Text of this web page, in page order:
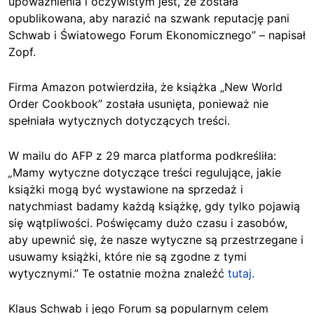
opublikowana, aby narazić na szwank reputację pani
Schwab i Światowego Forum Ekonomicznego” – napisał
Zopf.
Firma Amazon potwierdziła, że książka „New World
Order Cookbook” została usunięta, ponieważ nie
spełniała wytycznych dotyczących treści.
W mailu do AFP z 29 marca platforma podkreśliła:
„Mamy wytyczne dotyczące treści regulujące, jakie
książki mogą być wystawione na sprzedaż i
natychmiast badamy każdą książkę, gdy tylko pojawią
się wątpliwości. Poświęcamy dużo czasu i zasobów,
aby upewnić się, że nasze wytyczne są przestrzegane i
usuwamy książki, które nie są zgodne z tymi
wytycznymi.” Te ostatnie można znaleźć tutaj.
Klaus Schwab i jego Forum są popularnym celem